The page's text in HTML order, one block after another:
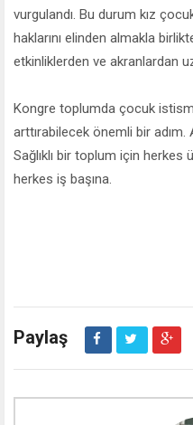
vurgulandı. Bu durum kız
haklarını elinden almakla
etkinliklerden ve akranlardan
Kongre toplumda çocuk
arttırabilecek önemli bir
Sağlıklı bir toplum için herkes
herkes iş başına.
Paylaş